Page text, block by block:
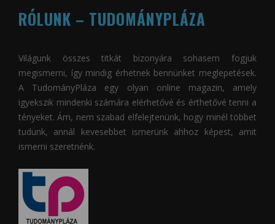
RÓLUNK – TUDOMÁNYPLÁZA
Világunk összes titkát bizonyára sohasem fogjuk
megismerni, így mindig érhetnek bennünket meglepetések.
A TudományPláza egy olyan online magazin, amely
igyekszik mindenki számára elérhetővé és érthetővé tenni a
tényeket. Ám, nem szabad elfelejtenünk, hogy minél többet
tudunk, annál kevesebbet ismerünk ahhoz képest, amit
ismerni szeretnénk.